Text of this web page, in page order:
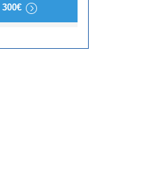
300€